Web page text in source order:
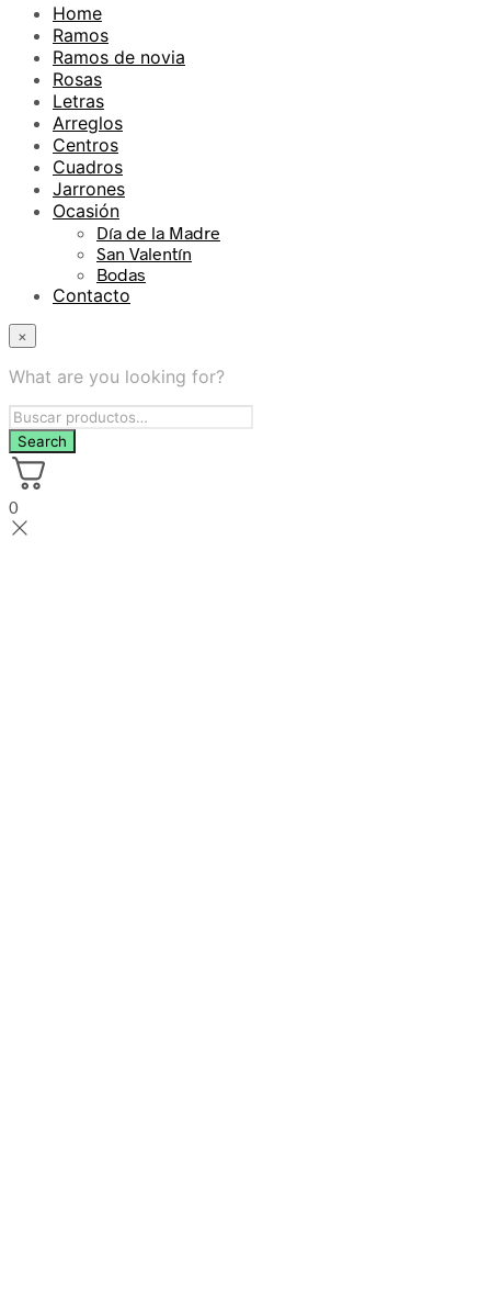
Home
Ramos
Ramos de novia
Rosas
Letras
Arreglos
Centros
Cuadros
Jarrones
Ocasión
Día de la Madre
San Valentín
Bodas
Contacto
×
What are you looking for?
0